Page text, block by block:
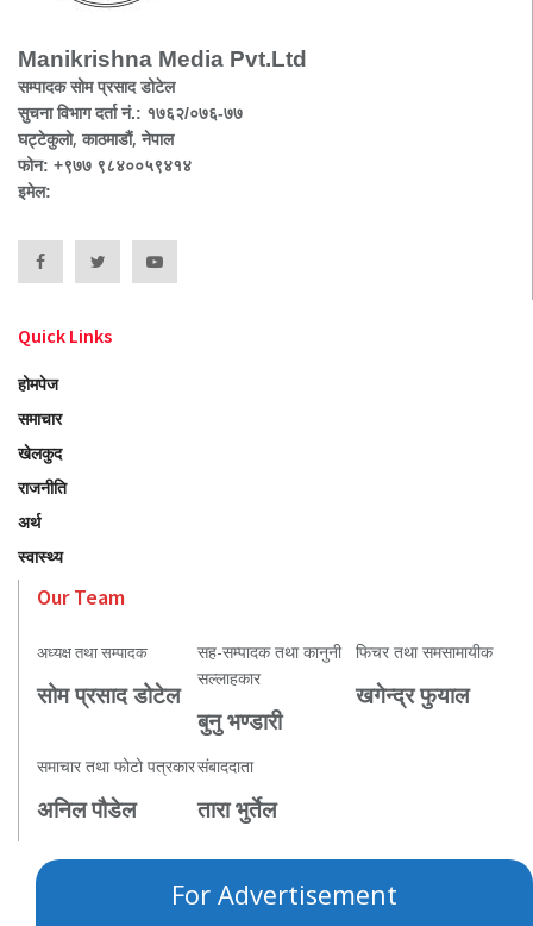
Manikrishna Media Pvt.Ltd
सम्पादक सोम प्रसाद डोटेल
सुचना विभाग दर्ता नं.: १७६२/०७६-७७
घट्टेकुलो, काठमाडौं, नेपाल
फोन: +९७७ ९८४००५९४१४
इमेल:
Quick Links
होमपेज
समाचार
खेलकुद
राजनीति
अर्थ
स्वास्थ्य
Our Team
अध्यक्ष तथा सम्पादक
सोम प्रसाद डोटेल
सह-सम्पादक तथा कानुनी
सल्लाहकार
बुनु भण्डारी
फिचर तथा समसामायीक
खगेन्द्र फुयाल
समाचार तथा फोटो पत्रकार
अनिल पौडेल
संबाददाता
तारा भुर्तेल
For Advertisement